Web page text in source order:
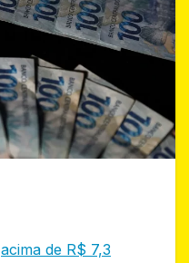
acima de R$ 7,3